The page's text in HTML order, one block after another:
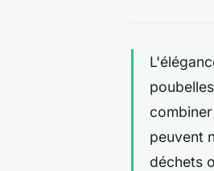
peuvent
déchets